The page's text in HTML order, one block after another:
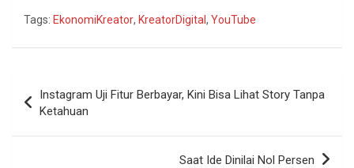
Tags: EkonomiKreator, KreatorDigital , YouTube
pos
Instagram Uji Fitur Berbayar, Kini Bisa Lihat Story Tanpa
Ketahuan
Saat Ide Dinilai Nol Persen